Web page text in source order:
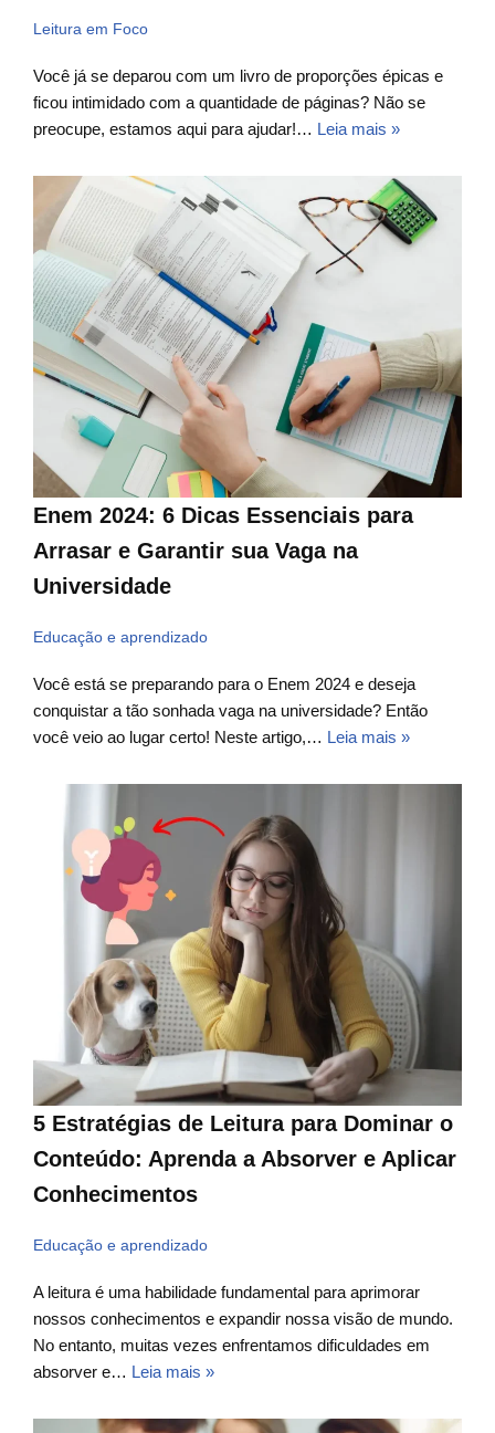
Leitura em Foco
Você já se deparou com um livro de proporções épicas e
ficou intimidado com a quantidade de páginas? Não se
preocupe, estamos aqui para ajudar!… Leia mais »
Enem 2024: 6 Dicas Essenciais para
Arrasar e Garantir sua Vaga na
Universidade
Educação e aprendizado
Você está se preparando para o Enem 2024 e deseja
conquistar a tão sonhada vaga na universidade? Então
você veio ao lugar certo! Neste artigo,… Leia mais »
5 Estratégias de Leitura para Dominar o
Conteúdo: Aprenda a Absorver e Aplicar
Conhecimentos
Educação e aprendizado
A leitura é uma habilidade fundamental para aprimorar
nossos conhecimentos e expandir nossa visão de mundo.
No entanto, muitas vezes enfrentamos dificuldades em
absorver e… Leia mais »